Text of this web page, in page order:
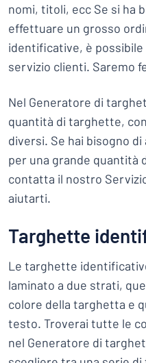
nomi, titoli, ecc Se si ha
effettuare un grosso
identificative, è
servizio clienti. Saremo
Nel Generatore di
quantità di targhette,
diversi. Se hai bisogno
per una grande
contatta il nostro
aiutarti.
Targhette
Le targhette
laminato a due strati,
colore della targhetta e
testo. Troverai tutte le
nel Generatore di